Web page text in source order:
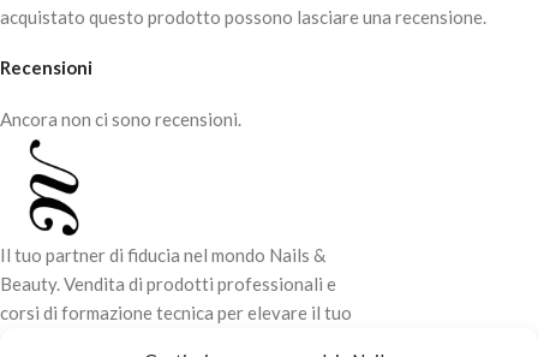
Recensioni
Ancora non ci sono recensioni.
acquistato questo prodotto possono lasciare una recensione.
Il tuo partner di fiducia nel mondo Nails &
Beauty. Vendita di prodotti professionali e
corsi di formazione tecnica per elevare il tuo